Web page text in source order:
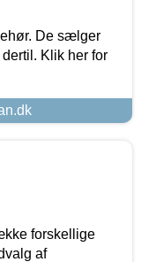
De sælger
Klik her for
forskellige
af